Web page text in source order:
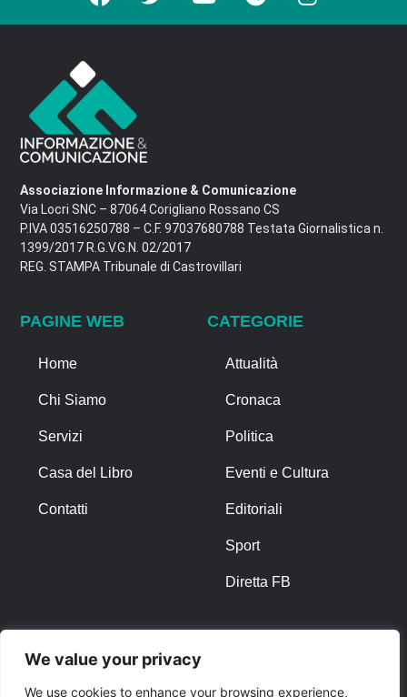
We value your privacy
We use cookies to enhance your browsing experience,
Associazione Informazione & Comunicazione
Via Locri SNC – 87064 Corigliano Rossano CS
P.IVA 03516250788 – C.F. 97037680788 Testata Giornalistica n.
1399/2017 R.G.V.G.N. 02/2017
REG. STAMPA Tribunale di Castrovillari
PAGINE WEB
Home
Chi Siamo
Servizi
Casa del Libro
Contatti
CATEGORIE
Attualità
Cronaca
Politica
Eventi e Cultura
Editoriali
Sport
Diretta FB